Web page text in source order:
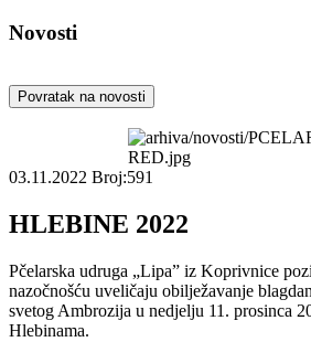
Novosti
Povratak na novosti
03.11.2022 Broj:591
HLEBINE 2022
Pčelarska udruga „Lipa” iz Koprivnice
nazočnošću uveličaju obilježavanje
svetog Ambrozija u nedjelju 11. prosinca
Hlebinama.